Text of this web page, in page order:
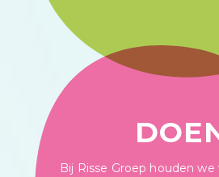
Bij Risse Groep houden we